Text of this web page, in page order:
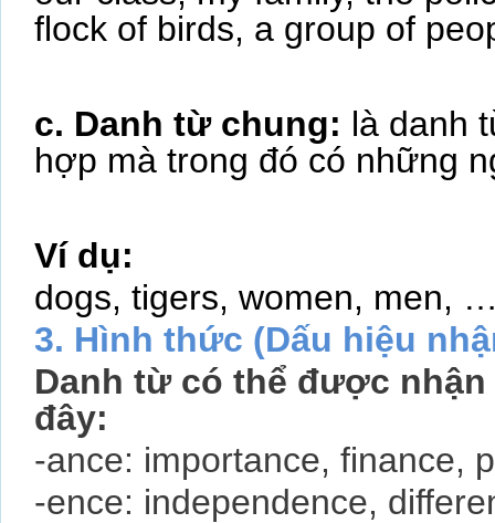
flock of birds, a group of
c. Danh từ chung: là danh
hợp mà trong đó có những
Ví dụ:
dogs, tigers, women, men,
3. Hình thức (Dấu hiệu
Danh từ có thể được
đây:
-ance: importance, finance,
-ence: independence,